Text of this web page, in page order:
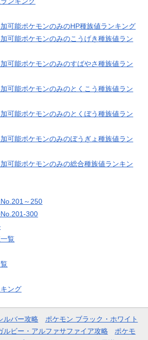
可能ポケモンのみのHP種族値ランキング
可能ポケモンのみのこうげき種族値ラン
可能ポケモンのみのすばやさ種族値ラン
可能ポケモンのみのとくこう種族値ラン
可能ポケモンのみのとくぼう種族値ラン
可能ポケモンのみのぼうぎょ種族値ラン
可能ポケモンのみの総合種族値ランキン
～250
300
覧
ング
ルバー攻略
ポケモン ブラック・ホワイト
ルビー・アルファサファイア攻略
ポケモ